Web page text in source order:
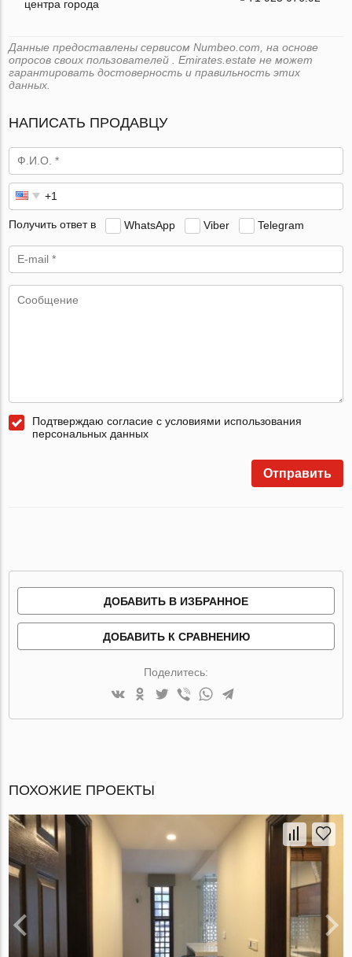
центра города
Данные предоставлены сервисом Numbeo.com, на основе
опросов своих пользователей . Emirates.estate не может
гарантировать достоверность и правильность этих
данных.
НАПИСАТЬ ПРОДАВЦУ
Получить ответ в WhatsApp Viber Telegram
Подтверждаю согласие с условиями использования
персональных данных
Отправить
ДОБАВИТЬ В ИЗБРАННОЕ
ДОБАВИТЬ К СРАВНЕНИЮ
Поделитесь:
ПОХОЖИЕ ПРОЕКТЫ